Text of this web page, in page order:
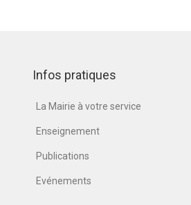
Infos pratiques
La Mairie à votre service
Enseignement
Publications
Evénements